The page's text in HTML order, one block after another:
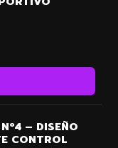
– DISEÑO
CONTROL